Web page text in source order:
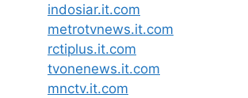
indosiar.it.com
metrotvnews.it.com
rctiplus.it.com
tvonenews.it.com
mnctv.it.com